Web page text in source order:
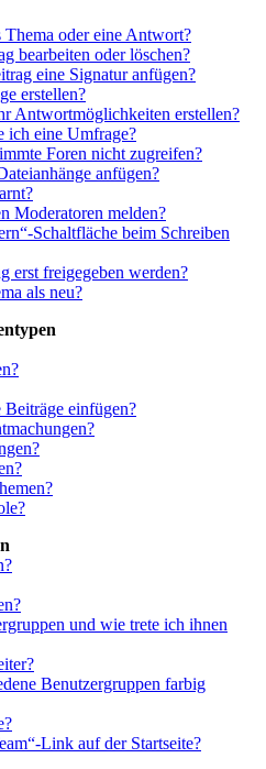
Thema oder eine Antwort?
bearbeiten oder löschen?
eine Signatur anfügen?
erstellen?
Antwortmöglichkeiten erstellen?
ich eine Umfrage?
Foren nicht zugreifen?
anfügen?
Moderatoren melden?
Schaltfläche beim Schreiben
erst freigegeben werden?
als neu?
einfügen?
und wie trete ich ihnen
Benutzergruppen farbig
Link auf der Startseite?